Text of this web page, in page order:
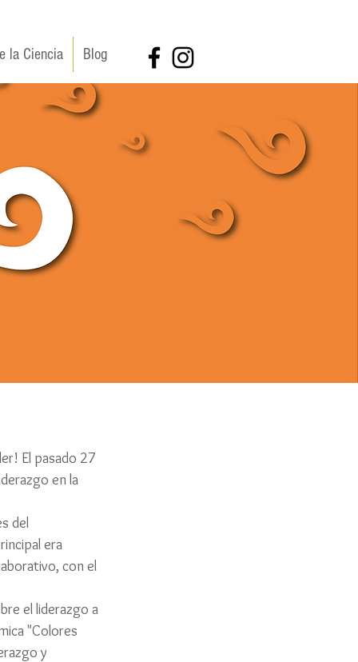
la Ciencia Blog
El pasado 27
en la
del
era
con el
el liderazgo a
"Colores
y